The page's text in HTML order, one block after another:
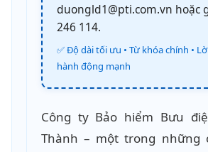
duongld1@pti.com.vn hoặc
246 114.
✅ Độ dài tối ưu • Từ khóa chính •
hành động mạnh
Công ty Bảo hiểm Bưu
Thành – một trong những